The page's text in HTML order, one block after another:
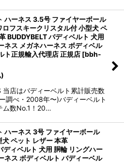
ハーネス 3.5号 ファイヤーボール
ロフスキークリスタル付 小型犬 ペ
BUDDYBELT バディベルト 犬用
ネス メガネハーネス ボディベル
ト正規輸入代理店 正規店 [bbh-
当店はバディーベルト累計販売数
調べ・2008年〜)バディーベルト
ム数No.1！20…
ハーネス 3号 ファイヤーボール
ペット レザー 本革
ディベルト 犬用 胴輪 リングハー
ネス ボディベルト バディーベル